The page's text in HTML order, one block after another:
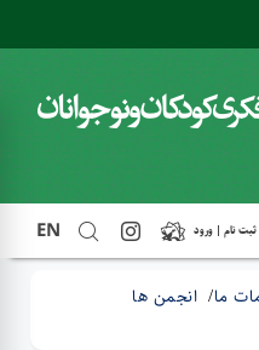
EN ثبت نام | ورود
ما
انجمن ها